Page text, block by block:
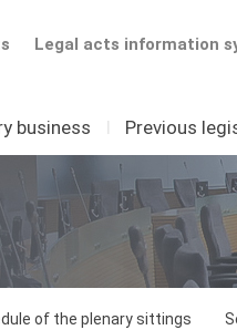
Legal acts information
business I Previous
of the plenary sittings